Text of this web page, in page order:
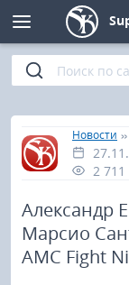
Главная
»
Новости »
2 711
Александр
Марсио
AMC Fight
Киокушинкай
Кёкусин (IFK)
Шинкиокушинкай
Кекусин-кан
Кикбоксинг и K-1
Фото
Видео
Интервью
Статьи
Уроки каратэ
Файлы
Библиотека